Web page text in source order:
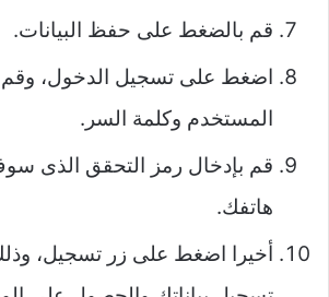
قم بالضغط على حفظ البيانات.
اضغط على تسجيل الدخول، وقم
المستخدم وكلمة السر.
قم بإدخال رمز التحقق الذى
هاتفك.
أخيرا اضغط على زر تسجيل،